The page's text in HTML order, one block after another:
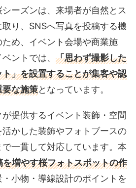
ーズンは、来場者が自然とス
り、SNSへ写真を投稿する機
め、イベント会場や商業施
ントでは、 「思わず撮影した
」を設置することが集客や認
要な施策となっています。
提供するイベント装飾・空間
かした装飾やフォトブースの
一貫して対応しています。本
を増やす桜フォトスポットの作
小物・導線設計のポイントを